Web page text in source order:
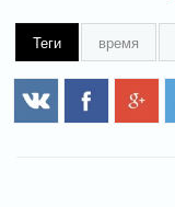
Теги время